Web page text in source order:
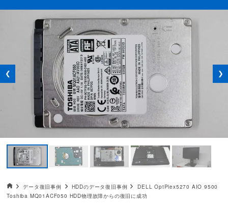
対応メディア
データ復旧事例
お客様の声
会社案内
❮ ❯
データ復旧HOME
データ復旧事例 HDDのデータ復旧事例
DELL OptPlex5270 AIO 9500
Toshiba MQ01ACF050 HDD物理故障からの復旧に成功